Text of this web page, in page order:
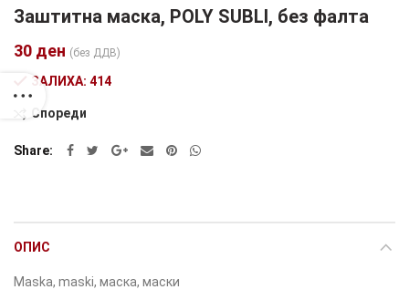
Заштитна маска, POLY SUBLI, без фалта
30 ден (без ДДВ)
ЗАЛИХА: 414
Alternative:
Спореди
Share
ОПИС
Maska, maski, маска, маски